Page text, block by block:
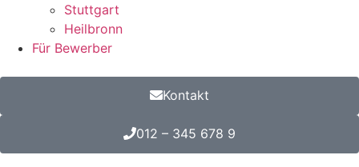
Stuttgart
Heilbronn
Für Bewerber
Kontakt
012 – 345 678 9